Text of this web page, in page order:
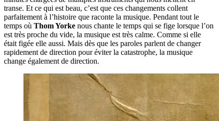
transe. Et ce qui est beau, c’est que ces changements collent
parfaitement à l’histoire que raconte la musique. Pendant tout le
temps où Thom Yorke nous chante le temps qui se fige lorsque l’on
est très proche du vide, la musique est très calme. Comme si elle
était figée elle aussi. Mais dès que les paroles parlent de changer
rapidement de direction pour éviter la catastrophe, la musique
change également de direction.